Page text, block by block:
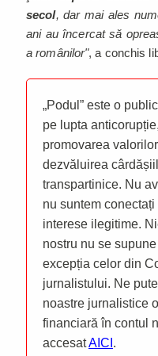
secol, dar mai ales
ani au încercat să
a românilor", a conchis
„Podul” este o
pe lupta
promovarea
dezvăluirea
transpartinice. Nu
nu suntem
interese ilegitime.
nostru nu se
excepția celor din
jurnalistului. Ne
noastre jurnalistice
financiară în contul
accesatAICI .